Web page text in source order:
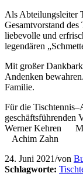
Als Abteilungsleiter
Gesamtvorstand
liebevolle und
legendären
Mit großer
Andenken
Familie.
Für die
geschäftsführenden
Werner
Achim Zahn
24. Juni 2021/von
Schlagworte: